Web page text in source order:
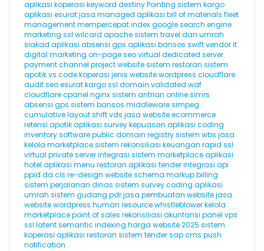
aplikasi koperasi keyword destinyPointing sistem kargo
aplikasi esuratjasa managed aplikasi bill of materials fleet
managementmempercepat index googlesearch engine
marketing ssl wilcard apachesistem travel dan umrah
siakad aplikasi absensi gps aplikasi bansos swiftvendor it
digital marketing on-page seovirtual dedicated server
payment channel project websitesistem restoran sistem
apotikvs codekoperasi jenis websitewordpress cloudflare
audit seoesuratkargossl domain validated waf
cloudflarecpanel nginxsistem antrian onlinesimrs
absensi gps sistem bansos middlewaresimpeg
cumulative layout shiftvds jasa website ecommerce
retensi apotikaplikasi survey kepuasan aplikasi coding
inventory softwarepublic domain registrysistem wbs jasa
kelola marketplacesistem rekonsiliasi keuangan rapid ssl
virtual private serverintegrasi sistem marketplaceaplikasi
hotel aplikasi menu restoran aplikasi tenderintegrasi api
ppid da cls re-design websiteschema markupbilling
sistem perjalanan dinas sistem surveycoding aplikasi
umrah sistem gudang pdrjasa pembuatan websitejasa
website wordpress human resourcewhistleblowerkelola
marketplacepoint of sales rekonsiliasi akuntansi panel vps
ssl latent semantic indexing harga website 2025 sistem
koperasi aplikasi restoran sistem tendersapcms push
notification